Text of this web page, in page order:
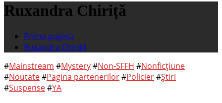
Ruxandra Chiriță
Prima pagină
Ruxandra Chiriță
#Mainstream #Mystery#Non-SFFH #Nonficțiune
#Noutate#Pagina partenerilor#Policier#Știri
#Suspense#YA